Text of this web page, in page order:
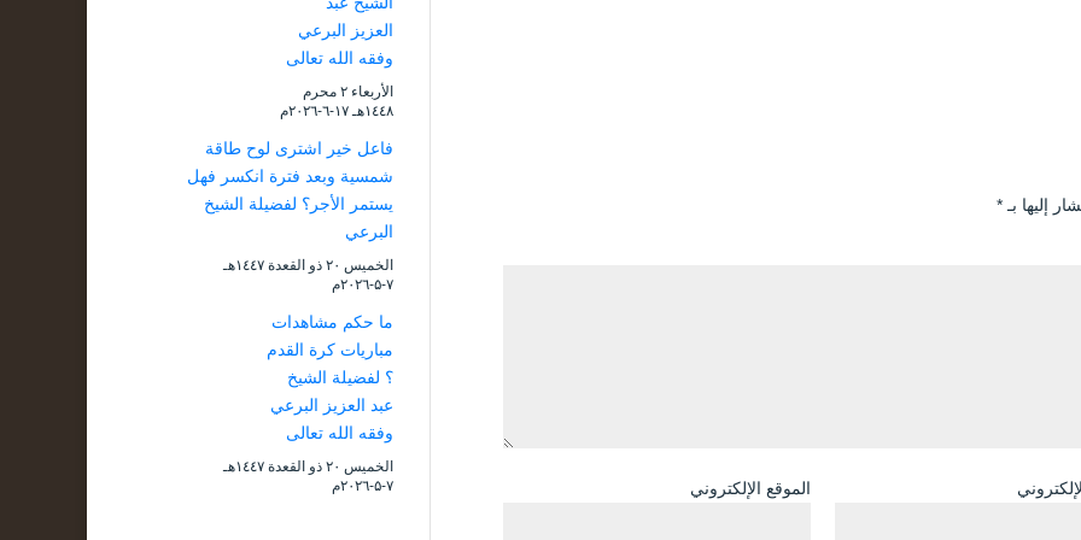
إليها بـ *
الموقع الإلكتروني
العزيز البرعي
وفقه الله تعالى
الأربعاء ۲ محرم
۱٤٤۸هـ ۱۷-٦-۲۰۲٦م
فاعل خير اشترى لوح طاقة
شمسية وبعد فترة انكسر فهل
يستمر الأجر؟ لفضيلة الشيخ
البرعي
الخميس ۲۰ ذو القعدة ۱٤٤۷هـ
۷-۵-۲۰۲٦م
ما حكم مشاهدات
مباريات كرة القدم
؟ لفضيلة الشيخ
عبد العزيز البرعي
وفقه الله تعالى
الخميس ۲۰ ذو القعدة ۱٤٤۷هـ
۷-۵-۲۰۲٦م